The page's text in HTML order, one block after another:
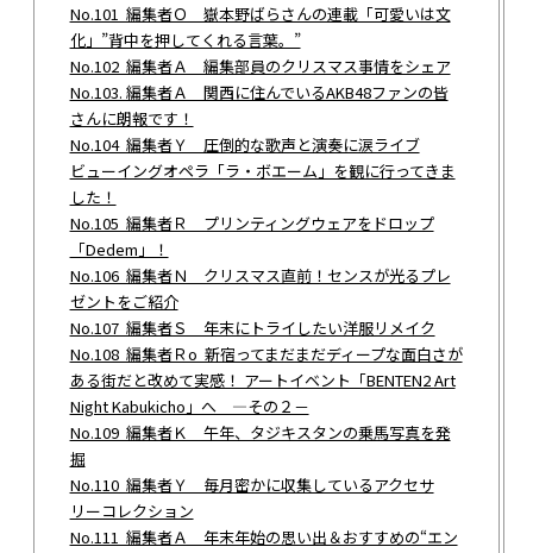
No.101 編集者Ｏ 嶽本野ばらさんの連載「可愛いは文
化」”背中を押してくれる言葉。”
No.102 編集者Ａ 編集部員のクリスマス事情をシェア
No.103. 編集者Ａ 関西に住んでいるAKB48ファンの皆
さんに朗報です！
No.104 編集者Ｙ 圧倒的な歌声と演奏に涙ライブ
ビューイングオペラ「ラ・ボエーム」を観に行ってきま
した！
No.105 編集者Ｒ プリンティングウェアをドロップ
「Dedem」！
No.106 編集者Ｎ クリスマス直前！センスが光るプレ
ゼントをご紹介
No.107 編集者Ｓ 年末にトライしたい洋服リメイク
No.108 編集者Ｒo 新宿ってまだまだディープな面白さが
ある街だと改めて実感！ アートイベント「BENTEN2 Art
Night Kabukicho」へ ―その２－
No.109 編集者Ｋ 午年、タジキスタンの乗馬写真を発
掘
No.110 編集者Ｙ 毎月密かに収集しているアクセサ
リーコレクション
No.111 編集者Ａ 年末年始の思い出＆おすすめの“エン